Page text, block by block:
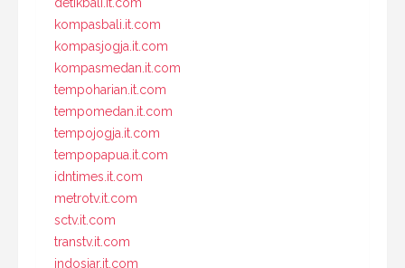
kompasbali.it.com
kompasjogja.it.com
kompasmedan.it.com
tempoharian.it.com
tempomedan.it.com
tempojogja.it.com
tempopapua.it.com
idntimes.it.com
metrotv.it.com
sctv.it.com
transtv.it.com
indosiar.it.com